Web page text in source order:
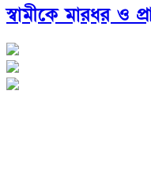
স্বামীকে মারধর ও